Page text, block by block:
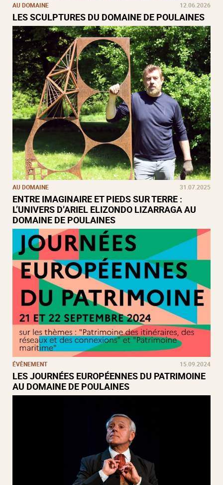
AU DOMAINE 12.06.2026
LES SCULPTURES DU DOMAINE DE POULAINES
AU DOMAINE 31.07.2025
ENTRE IMAGINAIRE ET PIEDS SUR TERRE :
L’UNIVERS D’ARIEL ELIZONDO LIZARRAGA AU
DOMAINE DE POULAINES
ÉVÈNEMENT 15.09.2024
LES JOURNÉES EUROPÉENNES DU PATRIMOINE
AU DOMAINE DE POULAINES